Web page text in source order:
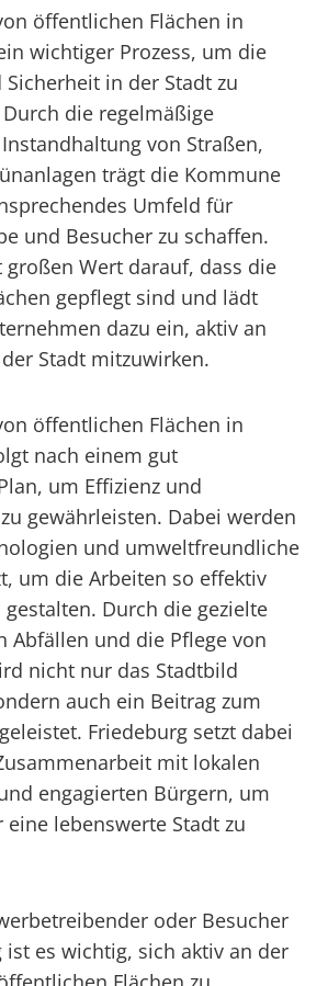
öffentlichen Flächen in
wichtiger Prozess, um die
in der Stadt zu
die regelmäßige
von Straßen,
trägt die Kommune
Umfeld für
und Besucher zu schaffen.
großen Wert darauf, dass die
gepflegt sind und lädt
dazu ein, aktiv an
Stadt mitzuwirken.
öffentlichen Flächen in
nach einem gut
um Effizienz und
gewährleisten. Dabei werden
und umweltfreundliche
um die Arbeiten so effektiv
Durch die gezielte
Abfällen und die Pflege von
nicht nur das Stadtbild
auch ein Beitrag zum
Friedeburg setzt dabei
mit lokalen
engagierten Bürgern, um
lebenswerte Stadt zu
oder Besucher
ist es wichtig, sich aktiv an der